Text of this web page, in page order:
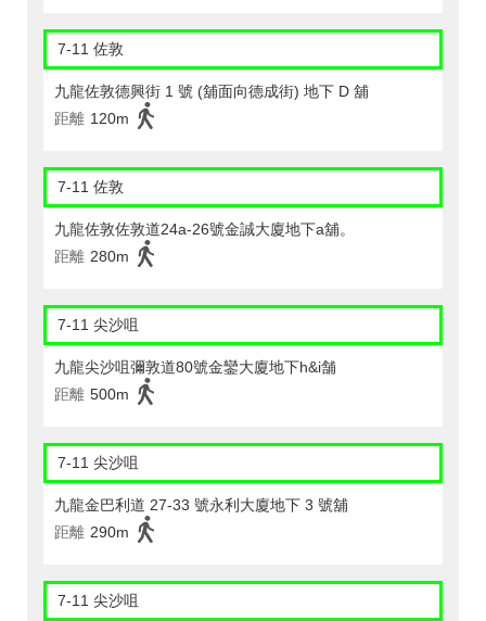
7-11 佐敦
九龍佐敦德興街 1 號 (舖面向德成街) 地下 D 舖
距離 120m
7-11 佐敦
九龍佐敦佐敦道24a-26號金誠大廈地下a舖。
距離 280m
7-11 尖沙咀
九龍尖沙咀彌敦道80號金鑾大廈地下h&i舗
距離 500m
7-11 尖沙咀
九龍金巴利道 27-33 號永利大廈地下 3 號舖
距離 290m
7-11 尖沙咀